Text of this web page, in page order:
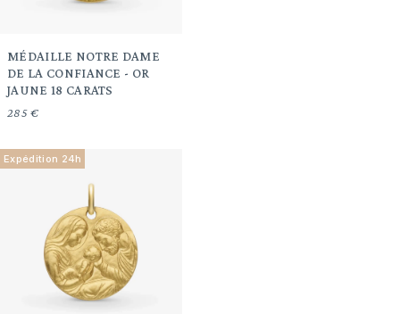
MÉDAILLE NOTRE DAME
DE LA CONFIANCE - OR
JAUNE 18 CARATS
285 €
Expédition 24h